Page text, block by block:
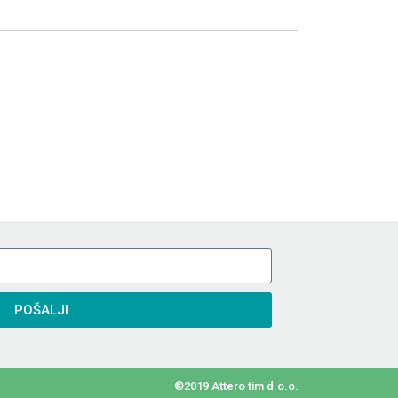
POŠALJI
©2019 Attero tim d.o.o.